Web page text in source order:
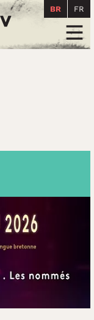
BR FR